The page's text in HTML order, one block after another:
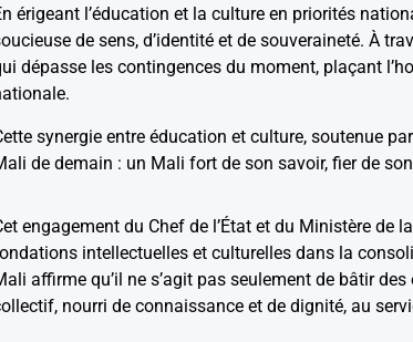
érigeant l’éducation et la culture en priorités
de sens, d’identité et de souveraineté. À
dépasse les contingences du moment, plaçant
synergie entre éducation et culture, soutenue
de demain : un Mali fort de son savoir, fier de
engagement du Chef de l’État et du Ministère de
intellectuelles et culturelles dans la
affirme qu’il ne s’agit pas seulement de bâtir
nourri de connaissance et de dignité, au